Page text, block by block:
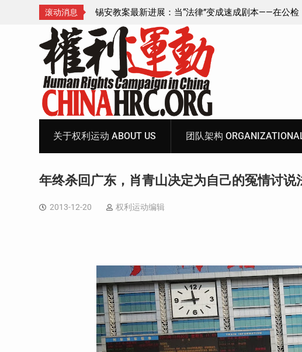
滚动消息
速成剧本——在公检 锡安教案王聪女士被抓更多细节曝光 之一
关于权利运动 ABOUT US 团队架构
年终杀回广东，肖青山决定为自己的冤情讨说
2013-12-20 权利运动编辑